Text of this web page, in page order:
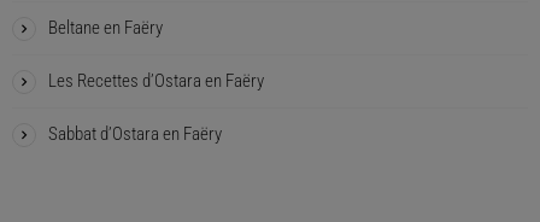
Beltane en Faëry
Les Recettes d’Ostara en Faëry
Sabbat d’Ostara en Faëry